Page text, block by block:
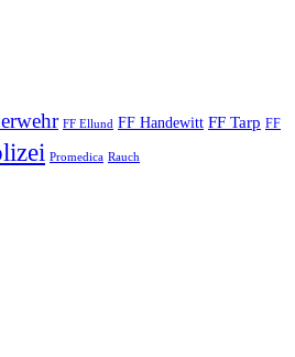
FF Ellund FF Handewitt FF Tarp FF
Promedica Rauch